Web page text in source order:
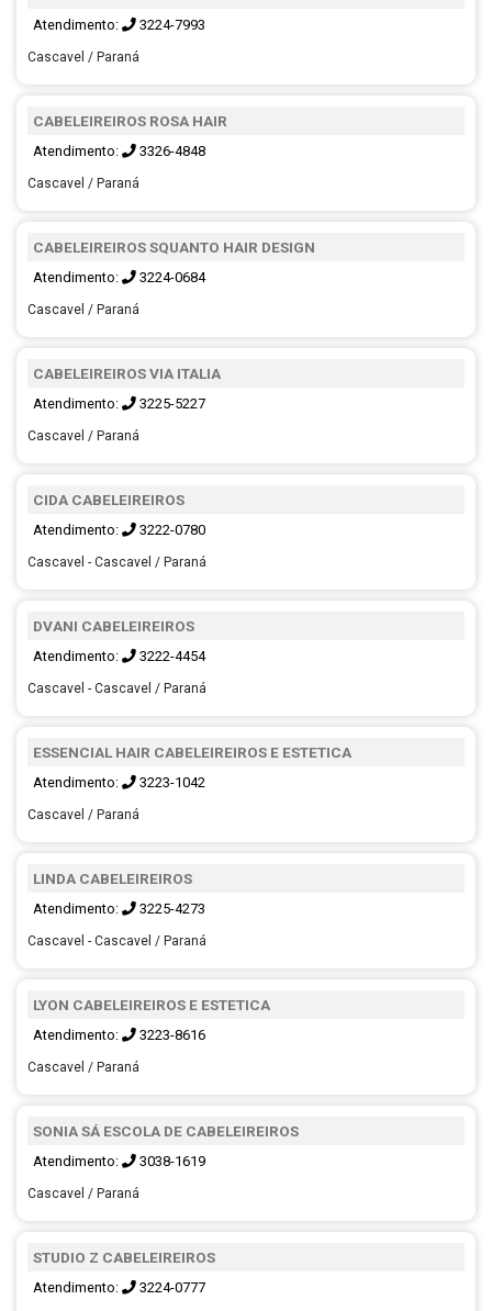
Atendimento: 3224-7993
Cascavel / Paraná
CABELEIREIROS ROSA HAIR
Atendimento: 3326-4848
Cascavel / Paraná
CABELEIREIROS SQUANTO HAIR DESIGN
Atendimento: 3224-0684
Cascavel / Paraná
CABELEIREIROS VIA ITALIA
Atendimento: 3225-5227
Cascavel / Paraná
CIDA CABELEIREIROS
Atendimento: 3222-0780
Cascavel - Cascavel / Paraná
DVANI CABELEIREIROS
Atendimento: 3222-4454
Cascavel - Cascavel / Paraná
ESSENCIAL HAIR CABELEIREIROS E ESTETICA
Atendimento: 3223-1042
Cascavel / Paraná
LINDA CABELEIREIROS
Atendimento: 3225-4273
Cascavel - Cascavel / Paraná
LYON CABELEIREIROS E ESTETICA
Atendimento: 3223-8616
Cascavel / Paraná
SONIA SÁ ESCOLA DE CABELEIREIROS
Atendimento: 3038-1619
Cascavel / Paraná
STUDIO Z CABELEIREIROS
Atendimento: 3224-0777